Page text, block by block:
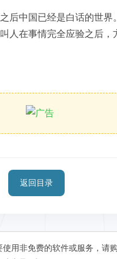
后中国已经是白话的世界
人在事情完全应验之后，
返回目录
用非免费的软件或服务，